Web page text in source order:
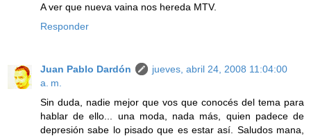
A ver que nueva vaina nos hereda MTV.
Responder
Juan Pablo Dardón
jueves, abril 24, 2008 11:04:00
a. m.
Sin duda, nadie mejor que vos que conocés del tema para
hablar de ello... una moda, nada más, quien padece de
depresión sabe lo pisado que es estar así. Saludos mana,